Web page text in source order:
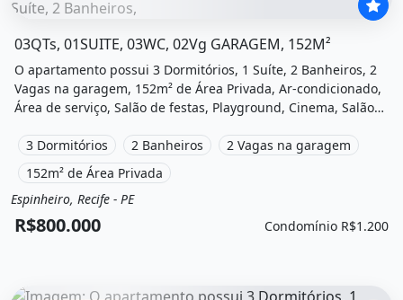
03QTs, 01SUITE, 03WC, 02Vg GARAGEM, 152M²
O apartamento possui 3 Dormitórios, 1 Suíte, 2 Banheiros, 2
Vagas na garagem, 152m² de Área Privada, Ar-condicionado,
Área de serviço, Salão de festas, Playground, Cinema, Salão
à venda por R$800.000 e Condomínio por R$1.200 /Mês.
3 Dormitórios 2 Banheiros
2 Vagas na garagem
152m² de Área Privada
Venda
Apartamento
Espinheiro, Recife - PE
R$800.000 Condomínio R$1.200